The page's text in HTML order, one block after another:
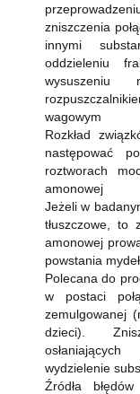
zniszczenia
innymi
oddzieleniu
wysuszeniu
wagowym
Rozkład
następować
roztworach
amonowej
Jeżeli w
tłuszczowe, to
amonowej
powstania
Polecana do
w postaci
zemulgowanej
dzieci).
wydzielenie
Źródła